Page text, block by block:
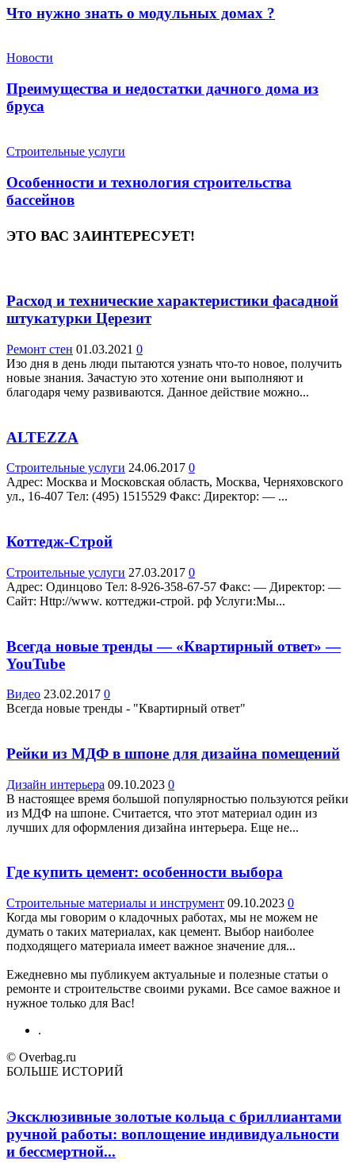
Что нужно знать о модульных домах ?
Новости
Преимущества и недостатки дачного дома из
бруса
Строительные услуги
Особенности и технология строительства
бассейнов
ЭТО ВАС ЗАИНТЕРЕСУЕТ!
Расход и технические характеристики фасадной
штукатурки Церезит
Ремонт стен 01.03.2021 0
Изо дня в день люди пытаются узнать что-то новое, получить
новые знания. Зачастую это хотение они выполняют и
благодаря чему развиваются. Данное действие можно...
ALTEZZA
Строительные услуги 24.06.2017 0
Адрес: Москва и Московская область, Москва, Черняховского
ул., 16-407 Teл: (495) 1515529 Факс: Директор: — ...
Коттедж-Строй
Строительные услуги 27.03.2017 0
Адрес: Одинцово Teл: 8-926-358-67-57 Факс: — Директор: —
Сайт: Http://www. коттеджи-строй. рф Услуги:Мы...
Всегда новые тренды — «Квартирный ответ» —
YouTube
Видео 23.02.2017 0
Всегда новые тренды - "Квартирный ответ"
Рейки из МДФ в шпоне для дизайна помещений
Дизайн интерьера 09.10.2023 0
В настоящее время большой популярностью пользуются рейки
из МДФ на шпоне. Считается, что этот материал один из
лучших для оформления дизайна интерьера. Еще не...
Где купить цемент: особенности выбора
Строительные материалы и инструмент 09.10.2023 0
Когда мы говорим о кладочных работах, мы не можем не
думать о таких материалах, как цемент. Выбор наиболее
подходящего материала имеет важное значение для...
Ежедневно мы публикуем актуальные и полезные статьи о
ремонте и строительстве своими руками. Все самое важное и
нужное только для Вас!
.
© Overbag.ru
БОЛЬШЕ ИСТОРИЙ
Эксклюзивные золотые кольца с бриллиантами
ручной работы: воплощение индивидуальности
и бессмертной...